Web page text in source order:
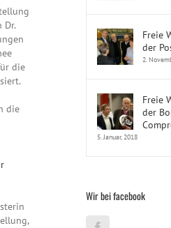
Dr.
die
die
Freie
der
2.
Freie
der
5. Januar, 2018
Wir bei facebook